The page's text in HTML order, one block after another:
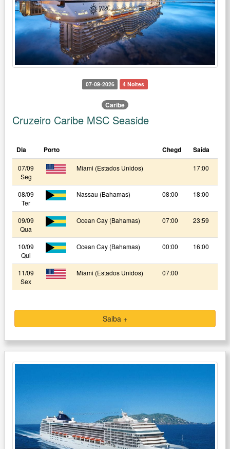
07-09-2026 4 Noites
Caribe
Cruzeiro Caribe MSC Seaside
Dia Porto Chegd Saída
07/09
Seg
Miami (Estados Unidos) 17:00
08/09
Ter
Nassau (Bahamas) 08:00 18:00
09/09
Qua
Ocean Cay (Bahamas) 07:00 23:59
10/09
Qui
Ocean Cay (Bahamas) 00:00 16:00
11/09
Sex
Miami (Estados Unidos) 07:00
Saiba +